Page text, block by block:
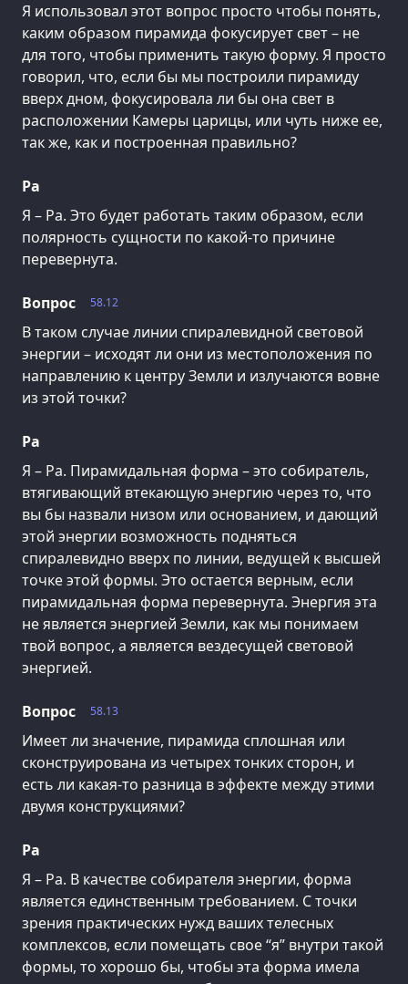
Я использовал этот вопрос просто чтобы понять,
каким образом пирамида фокусирует свет – не
для того, чтобы применить такую форму. Я просто
говорил, что, если бы мы построили пирамиду
вверх дном, фокусировала ли бы она свет в
расположении Камеры царицы, или чуть ниже ее,
так же, как и построенная правильно?
Ра
Я – Ра. Это будет работать таким образом, если
полярность сущности по какой-то причине
перевернута.
58.12
Вопрос
В таком случае линии спиралевидной световой
энергии – исходят ли они из местоположения по
направлению к центру Земли и излучаются вовне
из этой точки?
Ра
Я – Ра. Пирамидальная форма – это собиратель,
втягивающий втекающую энергию через то, что
вы бы назвали низом или основанием, и дающий
этой энергии возможность подняться
спиралевидно вверх по линии, ведущей к высшей
точке этой формы. Это остается верным, если
пирамидальная форма перевернута. Энергия эта
не является энергией Земли, как мы понимаем
твой вопрос, а является вездесущей световой
энергией.
58.13
Вопрос
Имеет ли значение, пирамида сплошная или
сконструирована из четырех тонких сторон, и
есть ли какая-то разница в эффекте между этими
двумя конструкциями?
Ра
Я – Ра. В качестве собирателя энергии, форма
является единственным требованием. С точки
зрения практических нужд ваших телесных
комплексов, если помещать свое “я” внутри такой
формы, то хорошо бы, чтобы эта форма имела